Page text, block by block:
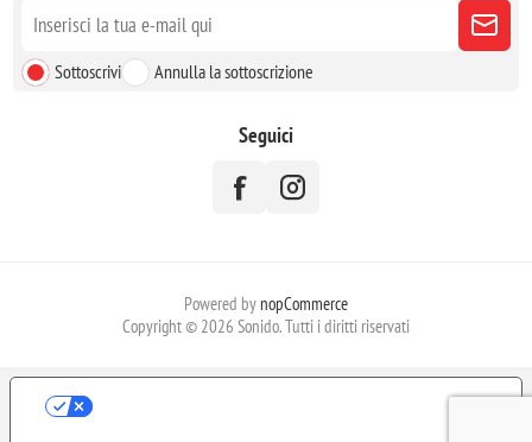
Sottoscrivi Annulla la sottoscrizione
Seguici
Powered by nopCommerce
Copyright © 2026 Sonido. Tutti i diritti riservati
LE TUE PREFERENZE RELATIVE ALLA